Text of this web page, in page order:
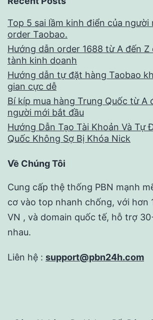
Top 5 sai lầm kinh điển của người
order Taobao.
Hướng dẫn order 1688 từ A đến
tành kinh doanh
Hướng dẫn tự đặt hàng Taobao
gian cực dễ
Bí kíp mua hàng Trung Quốc từ A
người mới bắt đầu
Hướng Dẫn Tạo Tài Khoản Và Tự
Quốc Không Sợ Bị Khóa Nick
Về Chúng Tôi
Cung cấp thệ thống PBN mạnh
cơ vào top nhanh chống, với hơn
VN , và domain quốc tế, hỗ trợ
nhau.
Liên hệ : support@pbn24h.com